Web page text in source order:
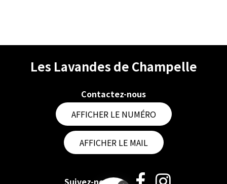
Les Lavandes de Champelle
Contactez-nous
AFFICHER LE NUMÉRO
AFFICHER LE MAIL